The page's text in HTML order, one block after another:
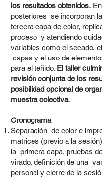
los resultados obtenidos.
posteriores se incorporan
tercera capa de color,
proceso y atendiendo
variables como el secado,
capas y el uso de
para el teñido. El taller
revisión conjunta de los
posibilidad opcional de
muestra colectiva.
Cronograma
Separación de color e
matrices (previo a la
la primera capa, pruebas
virado, definición de una
personal y cierre de la